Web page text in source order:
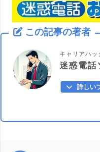
この記事の著者
キャリアハッ
迷惑電話
詳しい